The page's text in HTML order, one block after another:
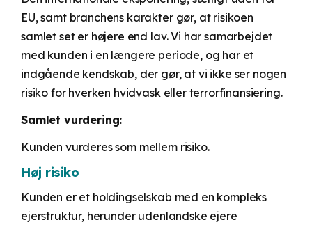
EU, samt branchens karakter gør, at risikoen
samlet set er højere end lav. Vi har samarbejdet
med kunden i en længere periode, og har et
indgående kendskab, der gør, at vi ikke ser nogen
risiko for hverken hvidvask eller terrorfinansiering.
Samlet vurdering:
Kunden vurderes som mellem risiko.
Høj risiko
Kunden er et holdingselskab med en kompleks
ejerstruktur, herunder udenlandske ejere